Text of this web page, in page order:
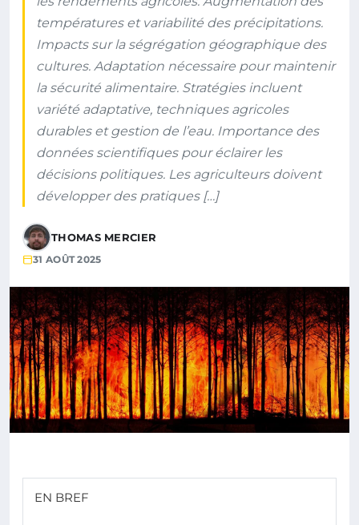
températures et variabilité des précipitations.
Impacts sur la ségrégation géographique des
cultures. Adaptation nécessaire pour maintenir
la sécurité alimentaire. Stratégies incluent
variété adaptative, techniques agricoles
durables et gestion de l’eau. Importance des
données scientifiques pour éclairer les
décisions politiques. Les agriculteurs doivent
développer des pratiques […]
THOMAS MERCIER
31 AOÛT 2025
EN BREF